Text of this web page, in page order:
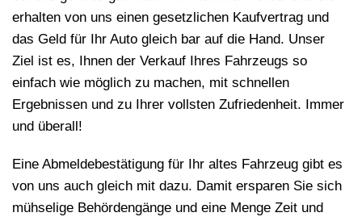
erhalten von uns einen gesetzlichen Kaufvertrag und
das Geld für Ihr Auto gleich bar auf die Hand. Unser
Ziel ist es, Ihnen der Verkauf Ihres Fahrzeugs so
einfach wie möglich zu machen, mit schnellen
Ergebnissen und zu Ihrer vollsten Zufriedenheit. Immer
und überall!
Eine Abmeldebestätigung für Ihr altes Fahrzeug gibt es
von uns auch gleich mit dazu. Damit ersparen Sie sich
mühselige Behördengänge und eine Menge Zeit und